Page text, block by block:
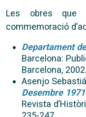
Les obres que
commemoració
Departament
Barcelona:
Barcelona, 2002.
Asenjo
Desembre
Revista